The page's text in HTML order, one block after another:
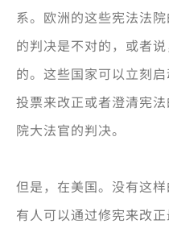
系。欧洲的这些宪法法
的判决是不对的，或者
的。这些国家可以立刻
投票来改正或者澄清宪
院大法官的判决。
但是，在美国。没有这
有人可以通过修宪来改